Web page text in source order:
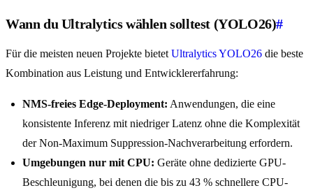
Wann du Ultralytics wählen solltest (YOLO26)#
Für die meisten neuen Projekte bietet Ultralytics YOLO26 die beste
Kombination aus Leistung und Entwicklererfahrung:
NMS-freies Edge-Deployment: Anwendungen, die eine
konsistente Inferenz mit niedriger Latenz ohne die Komplexität
der Non-Maximum Suppression-Nachverarbeitung erfordern.
Umgebungen nur mit CPU: Geräte ohne dedizierte GPU-
Beschleunigung, bei denen die bis zu 43 % schnellere CPU-